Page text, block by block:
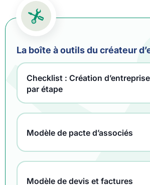
La boîte à outils du créateur
Checklist : Création
par étape
Modèle de pacte d’associés
Modèle de devis et factures